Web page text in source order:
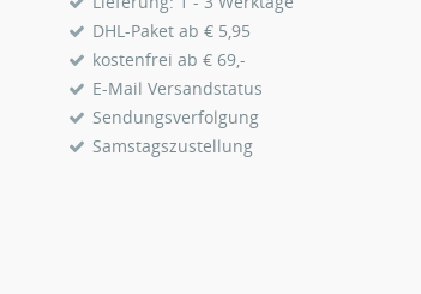
DHL-Paket ab € 5,95
kostenfrei ab € 69,-
E-Mail Versandstatus
Sendungsverfolgung
Samstagszustellung